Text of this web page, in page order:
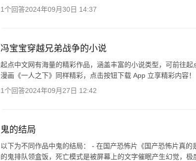
1个回答2024年09月30日 14:37
冯宝宝穿越兄弟战争的小说
起点中文网有海量的精彩作品，涵盖丰富的小说类型，可前往
漫画《一人之下》同样精彩，点击按钮下载 App 立享精彩内容！
1个回答2024年09月27日 12:42
鬼的结局
以下为不同作品中鬼的结局： - 在国产恐怖片《国产恐怖片真
的鬼排队领盒饭，死亡模式是被屏幕上的文字催眠产生幻觉，